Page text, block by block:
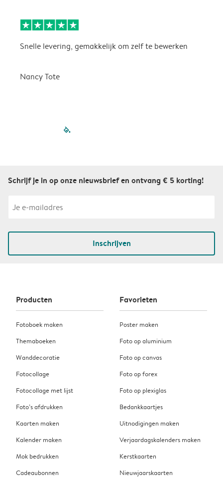
Snelle levering, gemakkelijk om zelf te bewerken
Nancy Tote
filled-pagination
Schrijf je in op onze nieuwsbrief en ontvang € 5 korting!
Inschrijven
Producten
Fotoboek maken
Themaboeken
Wanddecoratie
Fotocollage
Fotocollage met lijst
Foto’s afdrukken
Kaarten maken
Kalender maken
Mok bedrukken
Cadeaubonnen
Favorieten
Poster maken
Foto op aluminium
Foto op canvas
Foto op forex
Foto op plexiglas
Bedankkaartjes
Uitnodigingen maken
Verjaardagskalenders maken
Kerstkaarten
Nieuwjaarskaarten